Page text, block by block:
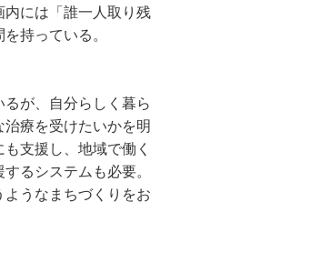
には「誰一人取り残
持っている。
が、自分らしく暮ら
療を受けたいかを明
支援し、地域で働く
るシステムも必要。
うなまちづくりをお